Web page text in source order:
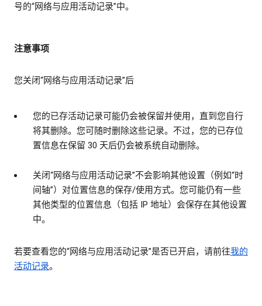
号的“网络与应用活动记录”中。
注意事项
您关闭“网络与应用活动记录”后
您的已存活动记录可能仍会被保留并使用，直到您自行
将其删除。您可随时删除这些记录。不过，您的已存位
置信息在保留 30 天后仍会被系统自动删除。
关闭“网络与应用活动记录”不会影响其他设置（例如“时
间轴”）对位置信息的保存/使用方式。您可能仍有一些
其他类型的位置信息（包括 IP 地址）会保存在其他设置
中。
若要查看您的“网络与应用活动记录”是否已开启，请前往我的
活动记录。